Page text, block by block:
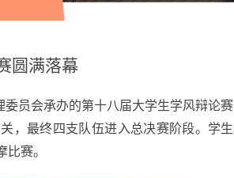
圆满落幕
员会承办的第十八届大学生学风辩论赛
，最终四支队伍进入总决赛阶段。学生
赛。